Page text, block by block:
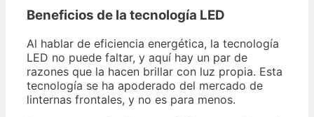
Beneficios de la tecnología LED
Al hablar de eficiencia energética, la tecnología
LED no puede faltar, y aquí hay un par de
razones que la hacen brillar con luz propia. Esta
tecnología se ha apoderado del mercado de
linternas frontales, y no es para menos.